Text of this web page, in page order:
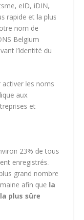
eID, iDIN,
rapide et la plus
nom de
Belgium
l’identité du
les noms
aux
et
23% de tous
enregistrés.
grand nombre
afin que la
plus sûre